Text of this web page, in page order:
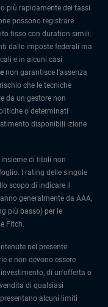
più rapidamente dei tassi
possono registrare
fisso con duration simili.
dalle imposte federali ma
e in alcuni casi
non garantisce l'assenza
che le tecniche
da un gestore non
o determinati
disponibili izione
di titoli non
I rating delle singole
scopo di indicare il
generalmente da AAA,
più basso) per le
Fitch.
nel presente
e non devono essere
di un'offerta o
di qualsiasi
alcuni limiti